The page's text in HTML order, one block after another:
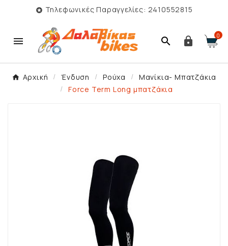
 Τηλεφωνικές Παραγγελίες: 2410552815
   0
Αρχική Ένδυση Ρούχα
Μανίκια- Μπατζάκια
Force Term Long μπατζάκια